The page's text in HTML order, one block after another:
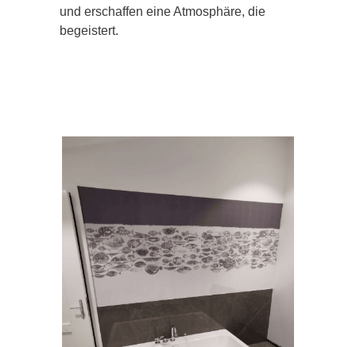
und erschaffen eine Atmosphäre, die
begeistert.